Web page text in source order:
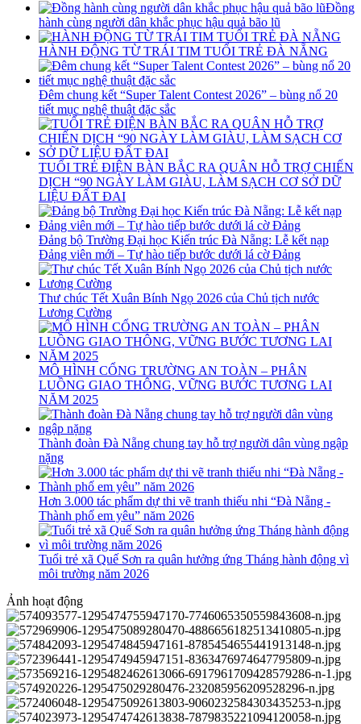
Đồng
hành cùng người dân khắc phục hậu quả bão lũ
HÀNH ĐỘNG TỪ TRÁI TIM TUỔI TRẺ ĐÀ NẴNG
Đêm chung kết “Super Talent Contest 2026” – bùng nổ 20
tiết mục nghệ thuật đặc sắc
TUỔI TRẺ ĐIỆN BÀN BẮC RA QUÂN HỖ TRỢ CHIẾN
DỊCH “90 NGÀY LÀM GIÀU, LÀM SẠCH CƠ SỞ DỮ
LIỆU ĐẤT ĐAI
Đảng bộ Trường Đại học Kiến trúc Đà Nẵng: Lễ kết nạp
Đảng viên mới – Tự hào tiếp bước dưới lá cờ Đảng
Thư chúc Tết Xuân Bính Ngọ 2026 của Chủ tịch nước
Lương Cường
MÔ HÌNH CỔNG TRƯỜNG AN TOÀN – PHÂN
LUỒNG GIAO THÔNG, VỮNG BƯỚC TƯƠNG LAI
NĂM 2025
Thành đoàn Đà Nẵng chung tay hỗ trợ người dân vùng ngập
nặng
Hơn 3.000 tác phẩm dự thi vẽ tranh thiếu nhi “Đà Nẵng -
Thành phố em yêu” năm 2026
Tuổi trẻ xã Quế Sơn ra quân hưởng ứng Tháng hành động vì
môi trường năm 2026
Ảnh hoạt động